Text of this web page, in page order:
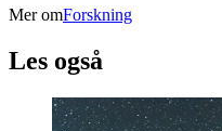
Mer omForskning
Les også